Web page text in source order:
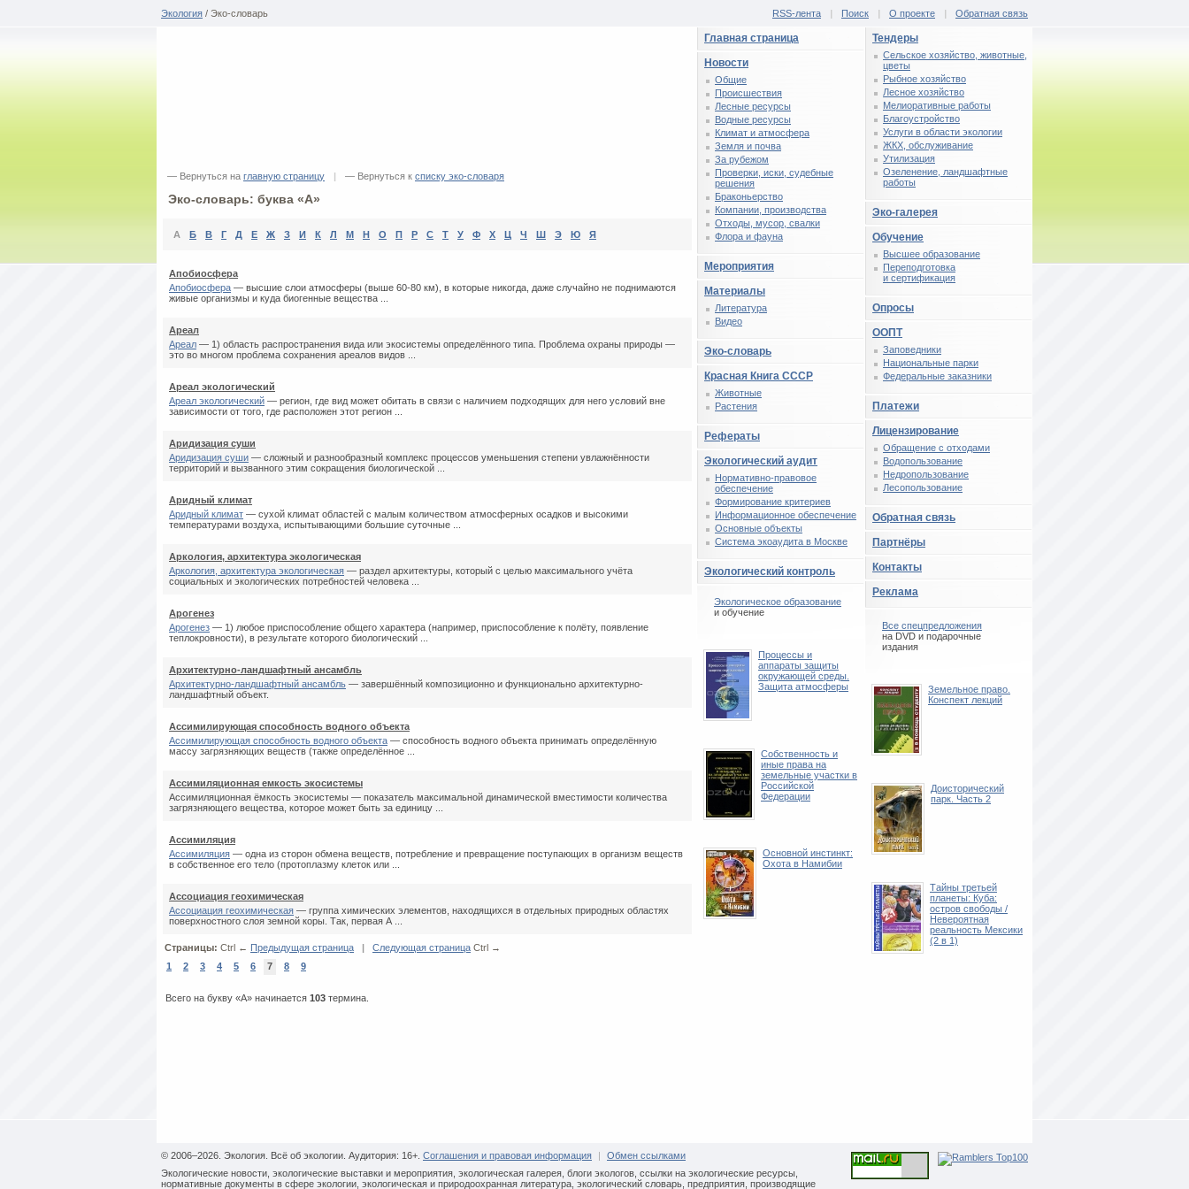
Экология / Эко-словарь RSS-лента | Поиск | О проекте | Обратная связь
— Вернуться на главную страницу | — Вернуться к списку эко-словаря
Эко-словарь: буква «А»
А Б В Г Д Е Ж З И К Л М Н О П Р С Т У Ф Х Ц Ч Ш Э Ю Я
Апобиосфера
Апобиосфера — высшие слои атмосферы (выше 60-80 км), в которые никогда, даже случайно не поднимаются
живые организмы и куда биогенные вещества ...
Ареал
Ареал — 1) область распространения вида или экосистемы определённого типа. Проблема охраны природы —
это во многом проблема сохранения ареалов видов ...
Ареал экологический
Ареал экологический — регион, где вид может обитать в связи с наличием подходящих для него условий вне
зависимости от того, где расположен этот регион ...
Аридизация суши
Аридизация суши — сложный и разнообразный комплекс процессов уменьшения степени увлажнённости
территорий и вызванного этим сокращения биологической ...
Аридный климат
Аридный климат — сухой климат областей с малым количеством атмосферных осадков и высокими
температурами воздуха, испытывающими большие суточные ...
Аркология, архитектура экологическая
Аркология, архитектура экологическая — раздел архитектуры, который с целью максимального учёта
социальных и экологических потребностей человека ...
Арогенез
Арогенез — 1) любое приспособление общего характера (например, приспособление к полёту, появление
теплокровности), в результате которого биологический ...
Архитектурно-ландшафтный ансамбль
Архитектурно-ландшафтный ансамбль — завершённый композиционно и функционально архитектурно-
ландшафтный объект.
Ассимилирующая способность водного объекта
Ассимилирующая способность водного объекта — способность водного объекта принимать определённую
массу загрязняющих веществ (также определённое ...
Ассимиляционная емкость экосистемы
Ассимиляционная ёмкость экосистемы — показатель максимальной динамической вместимости количества
загрязняющего вещества, которое может быть за единицу ...
Ассимиляция
Ассимиляция — одна из сторон обмена веществ, потребление и превращение поступающих в организм веществ
в собственное его тело (протоплазму клеток или ...
Ассоциация геохимическая
Ассоциация геохимическая — группа химических элементов, находящихся в отдельных природных областях
поверхностного слоя земной коры. Так, первая А ...
Страницы: Ctrl ← Предыдущая страница | Следующая страница Ctrl →
1
2 3 4 5 6 7 8 9
Всего на букву «А» начинается 103 термина.
Тендеры
Сельское хозяйство, животные,
цветы
Рыбное хозяйство
Лесное хозяйство
Мелиоративные работы
Благоустройство
Услуги в области экологии
ЖКХ, обслуживание
Утилизация
Озеленение, ландшафтные
работы
Эко-галерея
Обучение
Высшее образование
Переподготовка
и сертификация
Опросы
ООПТ
Заповедники
Национальные парки
Федеральные заказники
Платежи
Лицензирование
Обращение с отходами
Водопользование
Недропользование
Лесопользование
Обратная связь
Партнёры
Контакты
Реклама
Все спецпредложения
на DVD и подарочные
издания
Земельное право.
Конспект лекций
Доисторический
парк. Часть 2
Тайны третьей
планеты: Куба:
остров свободы /
Невероятная
реальность Мексики
(2 в 1)
Главная страница
Новости
Общие
Происшествия
Лесные ресурсы
Водные ресурсы
Климат и атмосфера
Земля и почва
За рубежом
Проверки, иски, судебные
решения
Браконьерство
Компании, производства
Отходы, мусор, свалки
Флора и фауна
Мероприятия
Материалы
Литература
Видео
Эко-словарь
Красная Книга СССР
Животные
Растения
Рефераты
Экологический аудит
Нормативно-правовое
обеспечение
Формирование критериев
Информационное обеспечение
Основные объекты
Система экоаудита в Москве
Экологический контроль
Экологическое образование
и обучение
Процессы и
аппараты защиты
окружающей среды.
Защита атмосферы
Собственность и
иные права на
земельные участки в
Российской
Федерации
Основной инстинкт:
Охота в Намибии
© 2006–2026. Экология. Всё об экологии. Аудитория: 16+. Соглашения и правовая информация |
Обмен ссылками
Экологические новости, экологические выставки и мероприятия, экологическая галерея, блоги экологов, ссылки на экологические ресурсы,
нормативные документы в сфере экологии, экологическая и природоохранная литература, экологический словарь, предприятия, производящие